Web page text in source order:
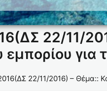
22/11/
για
22/11/2016) – Θέμα::